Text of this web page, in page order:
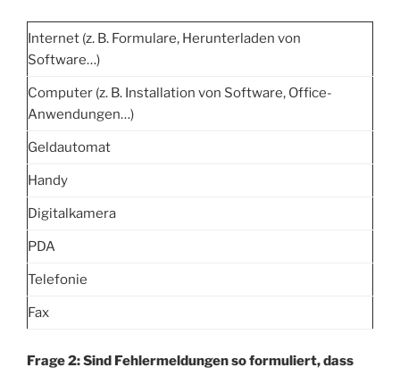
Internet (z. B. Formulare, Herunterladen von
Software…)
Computer (z. B. Installation von Software, Office-
Anwendungen…)
Geldautomat
Handy
Digitalkamera
PDA
Telefonie
Fax
Frage 2: Sind Fehlermeldungen so formuliert, dass